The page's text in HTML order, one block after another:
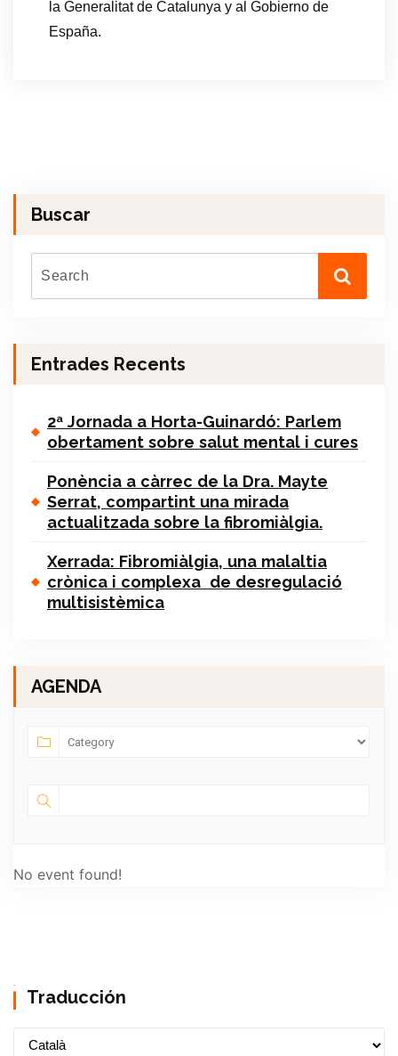
la Generalitat de Catalunya y al Gobierno de
España.
Buscar
Entrades Recents
2ª Jornada a Horta-Guinardó: Parlem
obertament sobre salut mental i cures
Ponència a càrrec de la Dra. Mayte
Serrat, compartint una mirada
actualitzada sobre la fibromiàlgia.
Xerrada: Fibromiàlgia, una malaltia
crònica i complexa de desregulació
multisistèmica
AGENDA
No event found!
Traducción